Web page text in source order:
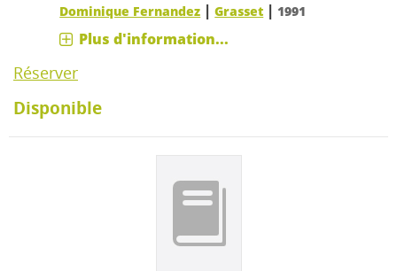
Dominique Fernandez |Grasset | 1991
Plus d'information...
Réserver
Disponible